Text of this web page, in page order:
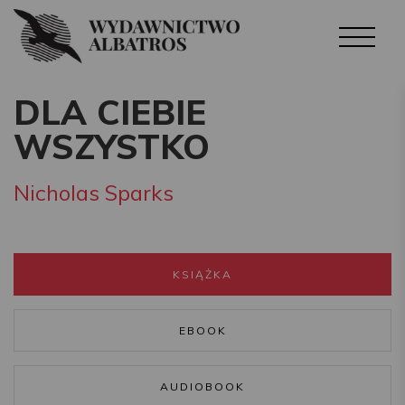
DLA CIEBIE
WSZYSTKO
Nicholas Sparks
KSIĄŻKA
EBOOK
AUDIOBOOK